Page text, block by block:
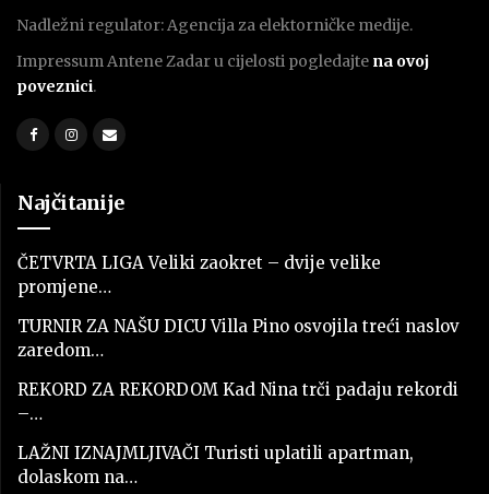
Nadležni regulator: Agencija za elektorničke medije.
Impressum Antene Zadar u cijelosti pogledajte na ovoj
poveznici.
Najčitanije
ČETVRTA LIGA Veliki zaokret – dvije velike
promjene…
TURNIR ZA NAŠU DICU Villa Pino osvojila treći naslov
zaredom…
REKORD ZA REKORDOM Kad Nina trči padaju rekordi
–…
LAŽNI IZNAJMLJIVAČI Turisti uplatili apartman,
dolaskom na…